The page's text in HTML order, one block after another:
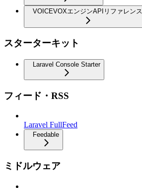
VOICEVOXエンジンAPIリファレンス
スターターキット
Laravel Console Starter
フィード・RSS
Laravel FullFeed
Feedable
ミドルウェア